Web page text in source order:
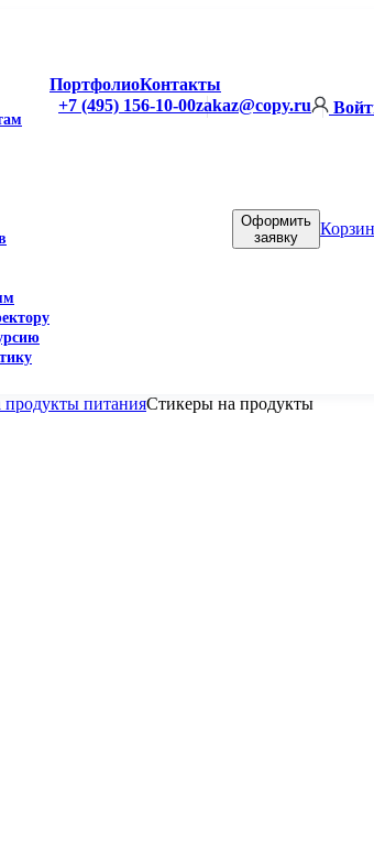
+7 (495) 156-10-00zakaz@copy.ru
ПортфолиоКонтакты
Оформить
заявку
питанияСтикеры на продукты